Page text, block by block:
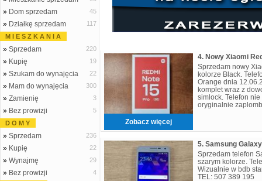
» Dom sprzedam 45
» Działkę sprzedam
117
M I E S Z K A N I A
» Sprzedam 220
» Kupię 19
» Szukam do wynajęcia 22
» Mam do wynajęcia 300
» Zamienię 3
» Bez prowizji
5
D O M Y
» Sprzedam 236
» Kupię 22
» Wynajmę 29
» Bez prowizji
4
Zobacz więcej
Sprzedam nowy
kolorze Black.
Orange dnia
komplet wraz z
simlock. Telefon nie
oryginalnie
5. Samsung
Sprzedam telefon
szarym kolorze.
Wizualnie w bdb
TEL: 507 389 195